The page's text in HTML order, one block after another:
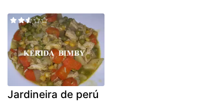
Jardineira de perú